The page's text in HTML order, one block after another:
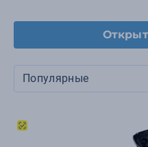
Популярные